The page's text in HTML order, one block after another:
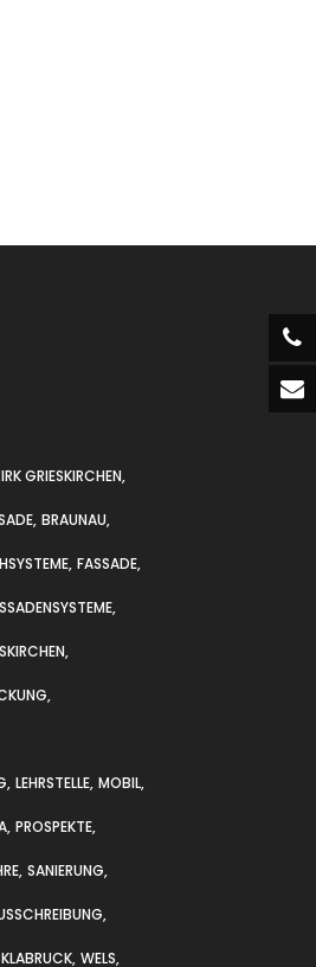
GRIESKIRCHEN
BRAUNAU
FASSADE
LEHRSTELLE MOBIL
PROSPEKTE
SANIERUNG
WELS